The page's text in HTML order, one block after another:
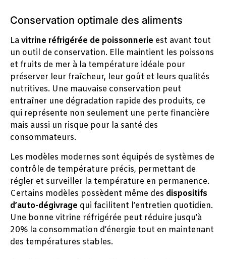
Conservation optimale des aliments
Lavitrine réfrigérée de poissonnerie est avant tout
un outil de conservation. Elle maintient les poissons
et fruits de mer à la température idéale pour
préserver leur fraîcheur, leur goût et leurs qualités
nutritives. Une mauvaise conservation peut
entraîner une dégradation rapide des produits, ce
qui représente non seulement une perte financière
mais aussi un risque pour la santé des
consommateurs.
Les modèles modernes sont équipés de systèmes de
contrôle de température précis, permettant de
régler et surveiller la température en permanence.
Certains modèles possèdent même des dispositifs
d’auto-dégivrage qui facilitent l’entretien quotidien.
Une bonne vitrine réfrigérée peut réduire jusqu’à
20% la consommation d’énergie tout en maintenant
des températures stables.